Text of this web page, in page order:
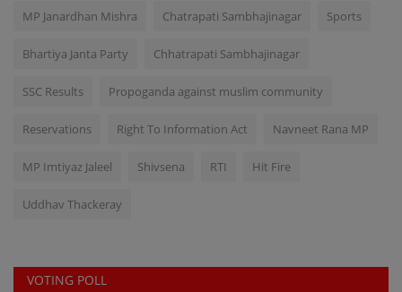
MP Janardhan Mishra Chatrapati Sambhajinagar Sports
Bhartiya Janta Party Chhatrapati Sambhajinagar
SSC Results Propoganda against muslim community
Reservations Right To Information Act Navneet Rana MP
MP Imtiyaz Jaleel Shivsena RTI Hit Fire
Uddhav Thackeray
VOTING POLL